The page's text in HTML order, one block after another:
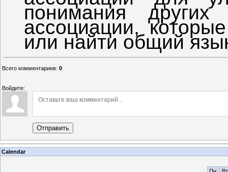
понимания
ассоциации,
или найти общий
Всего комментариев: 0
Войдите:
Отправить
Calendar